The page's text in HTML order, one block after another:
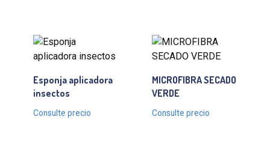
Esponja aplicadora
insectos
Consulte precio
MICROFIBRA SECADO
VERDE
Consulte precio